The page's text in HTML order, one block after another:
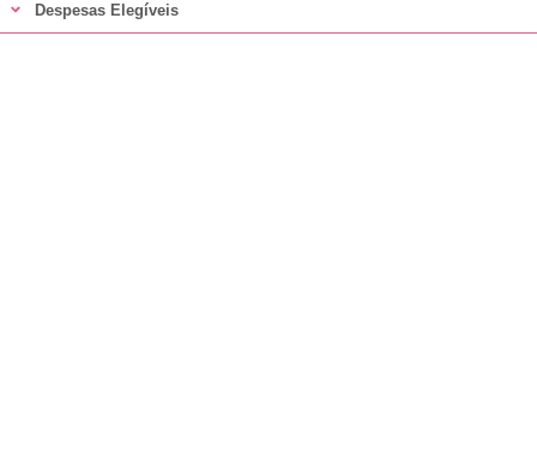
Despesas Elegíveis